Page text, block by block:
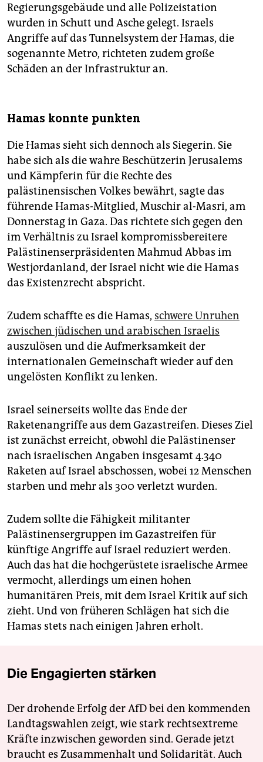
Regierungsgebäude und alle Polizeistation
wurden in Schutt und Asche gelegt. Israels
Angriffe auf das Tunnelsystem der Hamas, die
sogenannte Metro, richteten zudem große
Schäden an der Infrastruktur an.
Hamas konnte punkten
Die Hamas sieht sich dennoch als Siegerin. Sie
habe sich als die wahre Beschützerin Jerusalems
und Kämpferin für die Rechte des
palästinensischen Volkes bewährt, sagte das
führende Hamas-Mitglied, Muschir al-Masri, am
Donnerstag in Gaza. Das richtete sich gegen den
im Verhältnis zu Israel kompromissbereitere
Palästinenserpräsidenten Mahmud Abbas im
Westjordanland, der Israel nicht wie die Hamas
das Existenzrecht abspricht.
Zudem schaffte es die Hamas, schwere Unruhen
zwischen jüdischen und arabischen Israelis
auszulösen und die Aufmerksamkeit der
internationalen Gemeinschaft wieder auf den
ungelösten Konflikt zu lenken.
Israel seinerseits wollte das Ende der
Raketenangriffe aus dem Gazastreifen. Dieses Ziel
ist zunächst erreicht, obwohl die Palästinenser
nach israelischen Angaben insgesamt 4.340
Raketen auf Israel abschossen, wobei 12 Menschen
starben und mehr als 300 verletzt wurden.
Zudem sollte die Fähigkeit militanter
Palästinensergruppen im Gazastreifen für
künftige Angriffe auf Israel reduziert werden.
Auch das hat die hochgerüstete israelische Armee
vermocht, allerdings um einen hohen
humanitären Preis, mit dem Israel Kritik auf sich
zieht. Und von früheren Schlägen hat sich die
Hamas stets nach einigen Jahren erholt.
Die Engagierten stärken
Der drohende Erfolg der AfD bei den kommenden
Landtagswahlen zeigt, wie stark rechtsextreme
Kräfte inzwischen geworden sind. Gerade jetzt
braucht es Zusammenhalt und Solidarität. Auch